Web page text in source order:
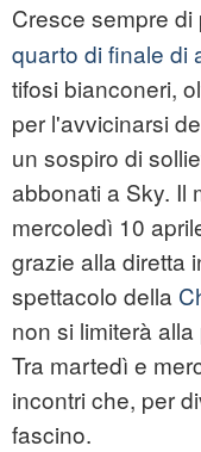
Cresce sempre
quarto di finale di
tifosi bianconeri,
per l'avvicinarsi
un sospiro di
abbonati a Sky. Il
mercoledì 10
grazie alla diretta
spettacolo della
non si limiterà
Tra martedì e
incontri che, per
fascino.